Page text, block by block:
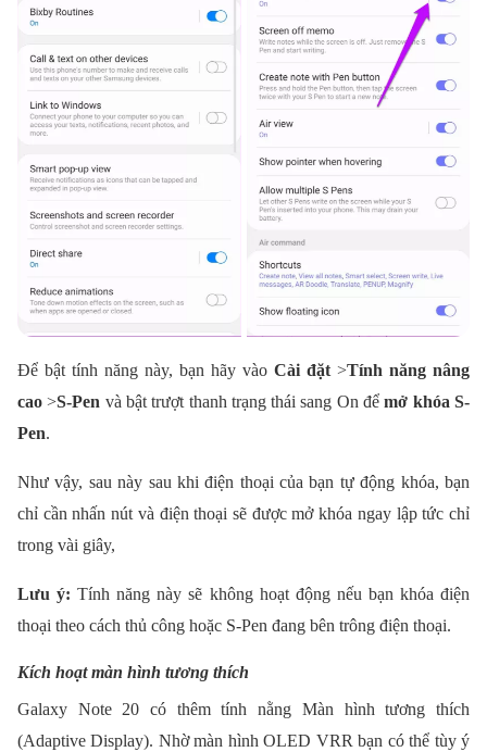
Để bật tính năng này, bạn hãy vào Cài đặt >Tính năng nâng
cao >S-Pen và bật trượt thanh trạng thái sang On đểmở khóa S-
Pen.
Như vậy, sau này sau khi điện thoại của bạn tự động khóa, bạn
chỉ cần nhấn nút và điện thoại sẽ được mở khóa ngay lập tức chỉ
trong vài giây,
Lưu ý:Tính năng này sẽ không hoạt động nếu bạn khóa điện
thoại theo cách thủ công hoặc S-Pen đang bên trông điện thoại.
Kích hoạt màn hình tương thích
Galaxy Note 20 có thêm tính nằng Màn hình tương thích
(Adaptive Display). Nhờ màn hình OLED VRR bạn có thể tùy ý